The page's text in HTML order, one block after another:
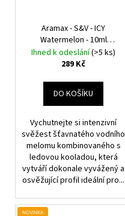
Aramax - S&V - ICY
Watermelon - 10ml
Vychlazený vodní meloun
Ihned k odeslání(>5 ks)
289 Kč
DO KOŠÍKU
Vychutnejte si intenzivní
svěžest šťavnatého vodního
melomu kombinovaného s
ledovou kooladou, která
vytváří dokonale vyvážený a
osvěžující profil ideální pro...
NOVINKA